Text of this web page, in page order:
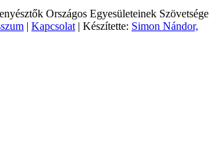
Országos Egyesületeinek Szövetsége
| Kapcsolat | Készítette: Simon Nándor,